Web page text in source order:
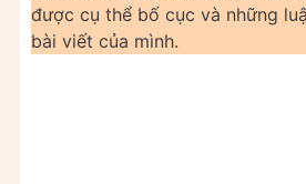
được cụ thể bố cục và những
bài viết của mình.